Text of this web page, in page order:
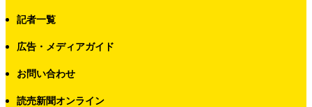
記者一覧
広告・メディアガイド
お問い合わせ
読売新聞オンライン